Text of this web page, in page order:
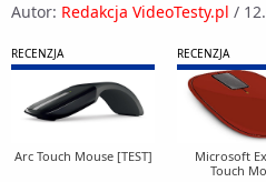
Autor: Redakcja VideoTesty.pl /
RECENZJA
Arc Touch Mouse [TEST]
RECENZJA
Microsoft
Touch